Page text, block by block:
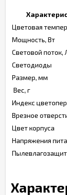
Цветовая
Мощность, Вт
Световой поток,
Светодиоды
Размер, мм
Вес, г
Индекс
Врезное
Цвет корпуса
Напряжения